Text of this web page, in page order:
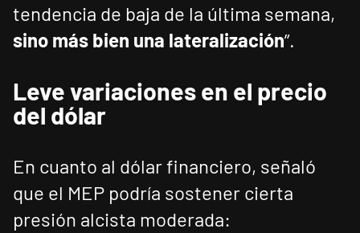
tendencia de baja de la última semana,
sino más bien una lateralización”.
Leve variaciones en el precio
del dólar
En cuanto al dólar financiero, señaló
que el MEP podría sostener cierta
presión alcista moderada: